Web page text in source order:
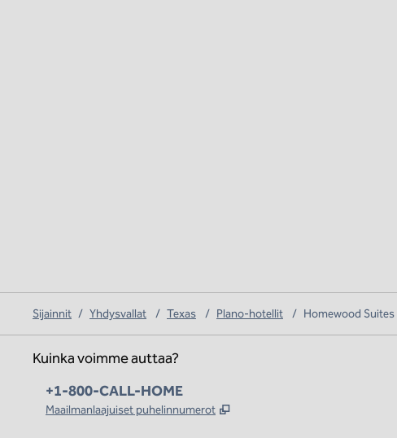
Sijainnit / Yhdysvallat / Texas / Plano-hotellit / Homewood
Kuinka voimme auttaa?
Puhelin:
+1-800-CALL-HOME
Maailmanlaajuiset puhelinnumerot ,